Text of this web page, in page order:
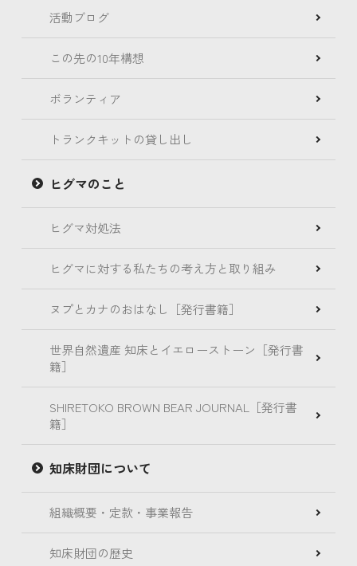
活動ブログ
この先の10年構想
ボランティア
トランクキットの貸し出し
ヒグマのこと
ヒグマ対処法
ヒグマに対する私たちの考え方と取り組み
ヌプとカナのおはなし［発行書籍］
世界自然遺産 知床とイエローストーン［発行書
籍］
SHIRETOKO BROWN BEAR JOURNAL［発行書
籍］
知床財団について
組織概要・定款・事業報告
知床財団の歴史